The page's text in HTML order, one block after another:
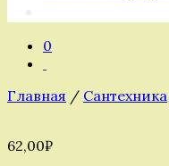
0
Главная / Сантехника
62,00₽